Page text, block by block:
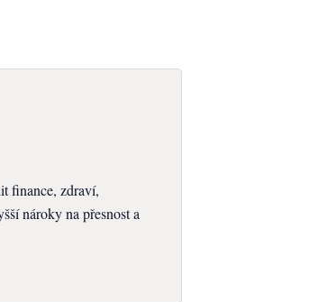
finance, zdraví,
nároky na přesnost a